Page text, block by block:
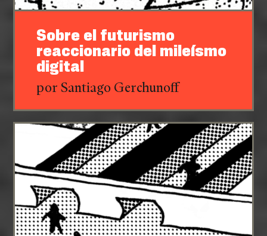
Sobre el futurismo
reaccionario del mileísmo
digital
por Santiago Gerchunoff